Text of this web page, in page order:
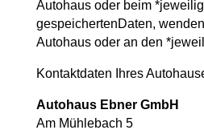
Autohaus oder beim
gespeichertenDaten,
Autohaus oder an den
Kontaktdaten Ihres
Autohaus Ebner GmbH
Am Mühlebach 5